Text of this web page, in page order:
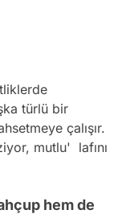
türlü bir
çalışır.
mutlu' lafını
hem de